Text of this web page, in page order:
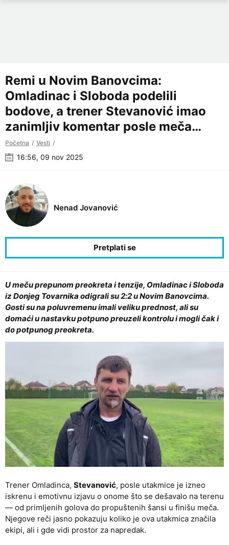
Remi u Novim Banovcima:
Omladinac i Sloboda podelili
bodove, a trener Stevanović imao
zanimljiv komentar posle meča…
Početna Vesti
16:56, 09 nov 2025
Nenad Jovanović
U meču prepunom preokreta i tenzije, Omladinac i Sloboda
iz Donjeg Tovarnika odigrali su 2:2 u Novim Banovcima.
Gosti su na poluvremenu imali veliku prednost, ali su
domaći u nastavku potpuno preuzeli kontrolu i mogli čak i
do potpunog preokreta.
Trener Omladinca, Stevanović, posle utakmice je izneo
iskrenu i emotivnu izjavu o onome što se dešavalo na terenu
— od primljenih golova do propuštenih šansi u finišu meča.
Njegove reči jasno pokazuju koliko je ova utakmica značila
ekipi, ali i gde vidi prostor za napredak.